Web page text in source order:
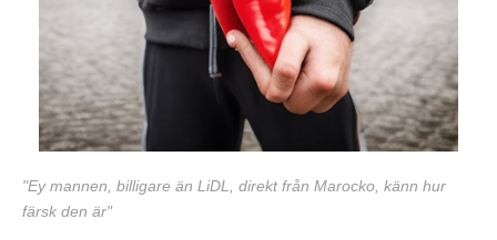
"Ey mannen, billigare än LiDL, direkt från Marocko, känn hur
färsk den är"